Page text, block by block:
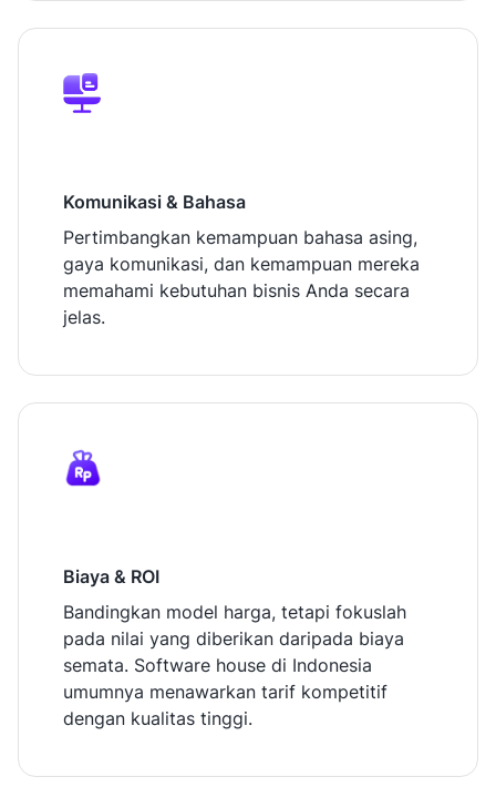
Komunikasi & Bahasa
Pertimbangkan kemampuan bahasa asing,
gaya komunikasi, dan kemampuan mereka
memahami kebutuhan bisnis Anda secara
jelas.
Biaya & ROI
Bandingkan model harga, tetapi fokuslah
pada nilai yang diberikan daripada biaya
semata. Software house di Indonesia
umumnya menawarkan tarif kompetitif
dengan kualitas tinggi.